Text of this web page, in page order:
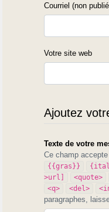
Courriel (non
Votre site web
Ajoutez
Texte de votre
Ce champ
{{gras}}
>url]
<quote>
<q> <del>
paragraphes,